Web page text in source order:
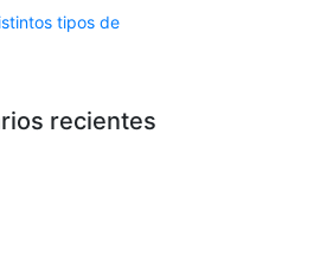
tipos de
recientes